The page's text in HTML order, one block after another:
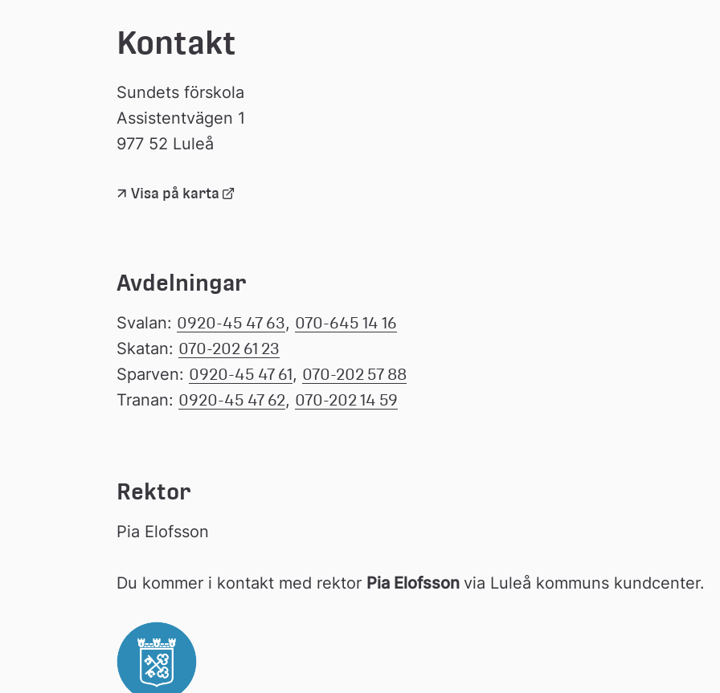
Kontakt
Sundets förskola
Assistentvägen 1
977 52 Luleå
Visa på karta Länk
Avdelningar
Svalan: 0920-45 47 63, 070-645 14 16
Skatan: 070-202 61 23
Sparven: 0920-45 47 61, 070-202 57 88
Tranan: 0920-45 47 62, 070-202 14 59
Rektor
Pia Elofsson
Du kommer i kontakt med rektor Pia Elofsson via Luleå kommuns kundcenter.